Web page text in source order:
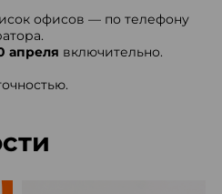
офисов — по телефону
апреля включительно.